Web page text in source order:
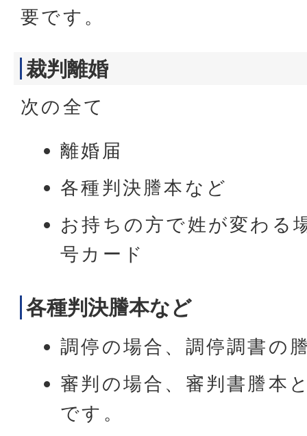
要です。
裁判離婚
次の全て
離婚届
各種判決謄本など
お持ちの方で姓が変わる
号カード
各種判決謄本など
調停の場合、調停調書の
審判の場合、審判書謄本
です。